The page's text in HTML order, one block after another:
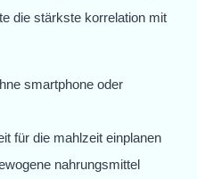
die stärkste korrelation mit
smartphone oder
für die mahlzeit einplanen
nahrungsmittel